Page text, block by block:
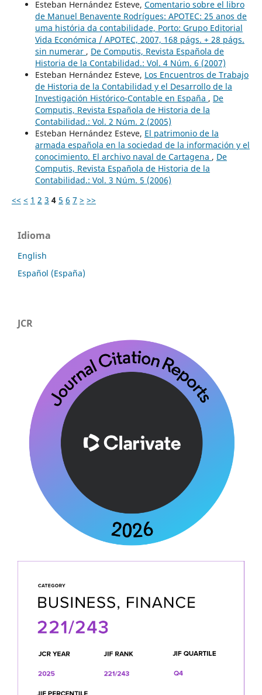
Esteban Hernández Esteve, Comentario sobre el libro
de Manuel Benavente Rodrígues: APOTEC: 25 anos de
uma história da contabilidade, Porto: Grupo Editorial
Vida Económica / APOTEC, 2007, 168 págs. + 28 págs.
sin numerar , De Computis, Revista Española de
Historia de la Contabilidad.: Vol. 4 Núm. 6 (2007)
Esteban Hernández Esteve, Los Encuentros de Trabajo
de Historia de la Contabilidad y el Desarrollo de la
Investigación Histórico-Contable en España , De
Computis, Revista Española de Historia de la
Contabilidad.: Vol. 2 Núm. 2 (2005)
Esteban Hernández Esteve, El patrimonio de la
armada española en la sociedad de la información y el
conocimiento. El archivo naval de Cartagena , De
Computis, Revista Española de Historia de la
Contabilidad.: Vol. 3 Núm. 5 (2006)
<< < 1 2 3 4 5 6 7 > >>
Idioma
English
Español (España)
JCR